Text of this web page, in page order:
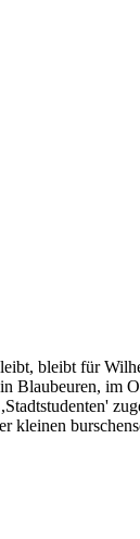
bleibt für
Blaubeuren, im
kleinen